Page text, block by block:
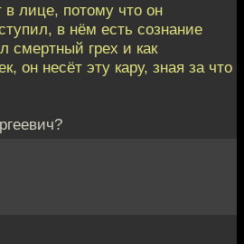
в лице, потому что он
в нём есть сознание
смертный грех и как
он несёт эту кару, зная за что